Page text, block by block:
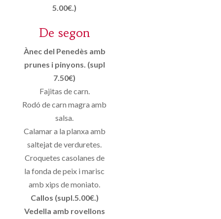
5.00€.)
De segon
Ànec del Penedès amb
prunes i pinyons. (supl
7.50€)
Fajitas de carn.
Rodó de carn magra amb
salsa.
Calamar a la planxa amb
saltejat de verduretes.
Croquetes casolanes de
la fonda de peix i marisc
amb xips de moniato.
Callos (supl.5.00€.)
Vedella amb rovellons